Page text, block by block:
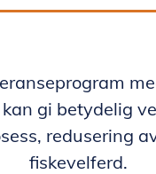
gi betydelig
redusering
fiskevelferd.